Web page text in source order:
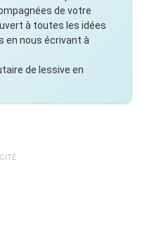
de votre
à toutes les idées
en nous écrivant à
de lessive en